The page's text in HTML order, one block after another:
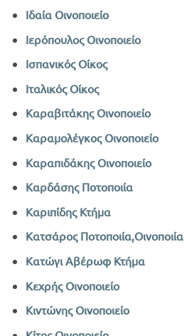
Ιδαία Οινοποιείο
Ιερόπουλος Οινοποιείο
Ισπανικός Οίκος
Ιταλικός Οίκος
Καραβιτάκης Οινοποιείο
Καραμολέγκος Οινοποιείο
Καραπιδάκης Οινοποιείο
Καρδάσης Ποτοποιία
Καριπίδης Κτήμα
Κατσάρος Ποτοποιία,Οινοποιία
Κατώγι Αβέρωφ Κτήμα
Κεχρής Οινοποιείο
Κιντώνης Οινοποιείο